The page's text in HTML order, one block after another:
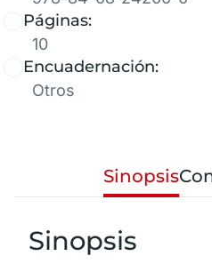
Páginas:
10
Encuadernación:
Otros
Sinopsis
Sinopsis